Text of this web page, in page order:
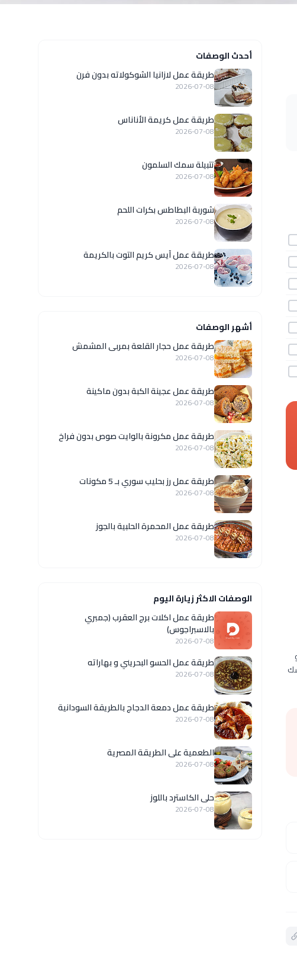
و
يتماسك
أحدث الوصفات
طريقة عمل لازانيا الشوكولاته بدون فرن
2026-07-08
طريقة عمل كريمة الأناناس
2026-07-08
تتبيلة سمك السلمون
2026-07-08
شوربة البطاطس بكرات اللحم
2026-07-08
طريقة عمل آيس كريم التوت بالكريمة
2026-07-08
أشهر الوصفات
طريقة عمل حجار القلعة بمربى المشمش
2026-07-08
طريقة عمل عجينة الكبة بدون ماكينة
2026-07-08
طريقة عمل مكرونة بالوايت صوص بدون فراخ
2026-07-08
طريقة عمل رز بحليب سوري بـ 5 مكونات
2026-07-08
طريقة عمل المحمرة الحلبية بالجوز
2026-07-08
الوصفات الاكثر زيارة اليوم
طريقة عمل اكلات برج العقرب (جمبري
بالاسبراجوس)
2026-07-08
طريقة عمل الحسو البحريني و بهاراته
2026-07-08
طريقة عمل دمعة الدجاج بالطريقة السودانية
2026-07-08
الطعمية على الطريقة المصرية
2026-07-08
حلى الكاسترد باللوز
2026-07-08